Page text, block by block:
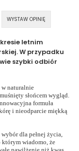
WYSTAW OPINIĘ
letnim
W przypadku
szybki odbiór
w naturalnie
słońcem wygląd.
formuła
i nieodparcie miękką
dla pełnej życia,
wiadomo, że